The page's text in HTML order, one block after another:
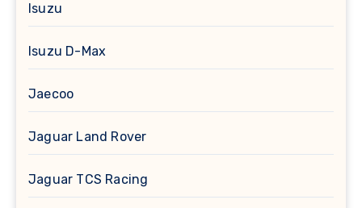
Isuzu
Isuzu D-Max
Jaecoo
Jaguar Land Rover
Jaguar TCS Racing